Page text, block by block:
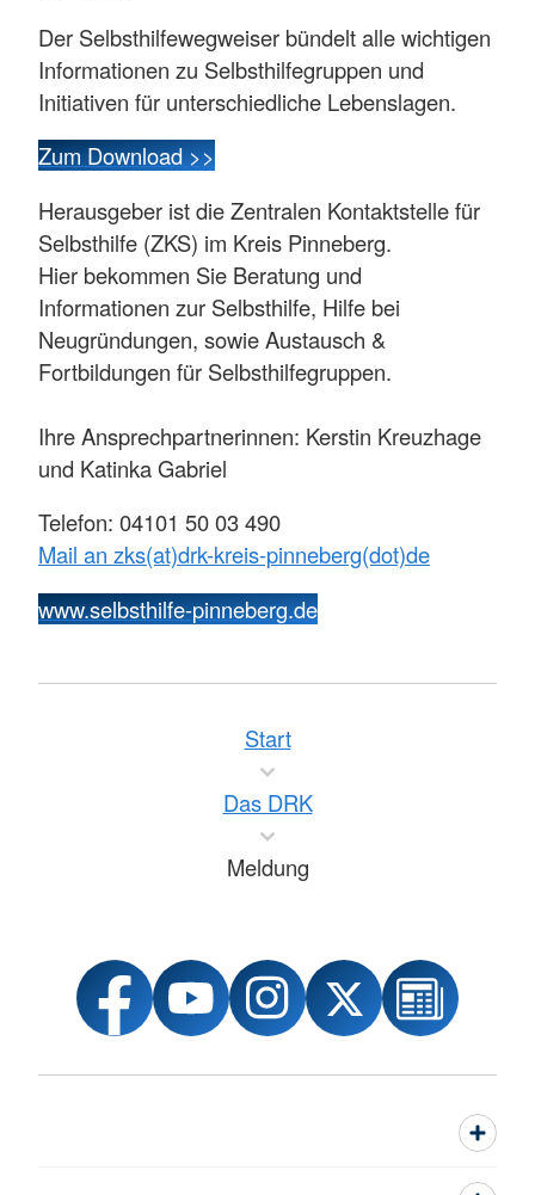
Der Selbsthilfewegweiser bündelt alle wichtigen
Informationen zu Selbsthilfegruppen und
Initiativen für unterschiedliche Lebenslagen.
Zum Download >>
Herausgeber ist die Zentralen Kontaktstelle für
Selbsthilfe (ZKS) im Kreis Pinneberg.
Hier bekommen Sie Beratung und
Informationen zur Selbsthilfe, Hilfe bei
Neugründungen, sowie Austausch &
Fortbildungen für Selbsthilfegruppen.
Ihre Ansprechpartnerinnen: Kerstin Kreuzhage
und Katinka Gabriel
Telefon: 04101 50 03 490
Mail an zks(at)drk-kreis-pinneberg(dot)de
www.selbsthilfe-pinneberg.de
Start
Das DRK
Meldung